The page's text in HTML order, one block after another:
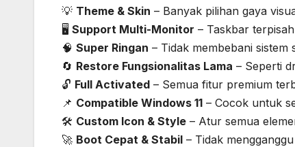
💡 Theme & Skin – Banyak pilihan gaya
🖥️ Support Multi-Monitor – Taskbar
🧠 Super Ringan – Tidak membebani sistem
🔄 Restore Fungsionalitas Lama – Seperti
🔓 Full Activated – Semua fitur premium
📌 Compatible Windows 11 – Cocok untuk
🛠️ Custom Icon & Style – Atur semua
🚀 Boot Cepat & Stabil – Tidak